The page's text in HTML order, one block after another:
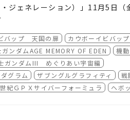
イズ・宮村航
作するにあたって考えたことが
を追加するかっていうところを考
版では）虎王視点で物語を終わら
ジェネレーション）」11月5日（
口で販売いたします。
[無発声応援上映]
EDEN
バップ 天国の扉
カウボーイビバップ
ンダムAGE MEMORY OF EDEN
機
ガンダムIII めぐりあい宇宙編
グラム ザブングルグラフィティ
戦
紀ＧＰＸサイバーフォーミュラ ヘボ